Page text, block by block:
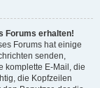
Forums erhalten!
Forums hat einige
senden,
komplette E-Mail, die
die Kopfzeilen